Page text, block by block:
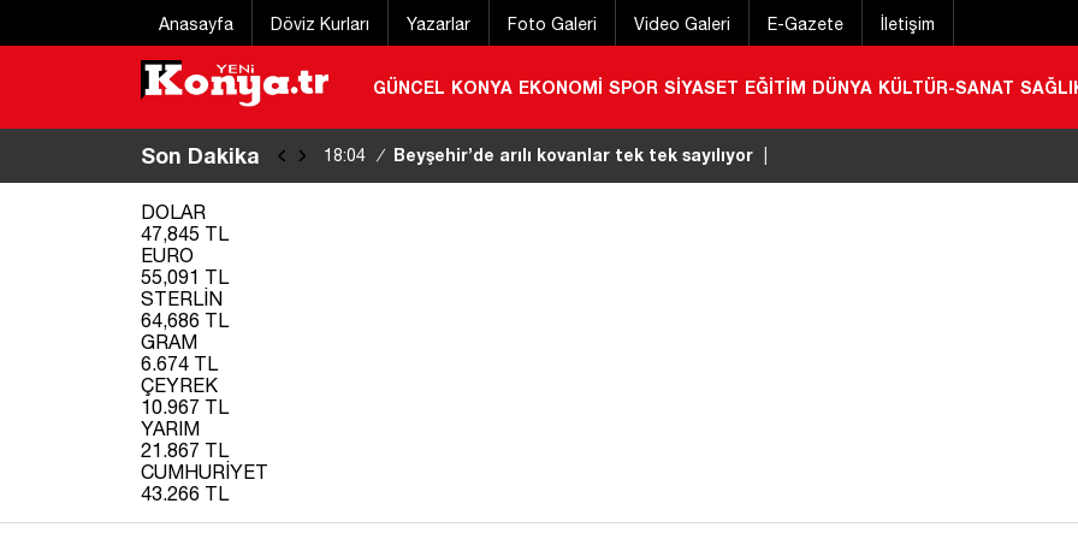
Anasayfa Döviz Kurları Yazarlar Foto Galeri Video Galeri E-Gazete İletişim
GÜNCEL KONYA EKONOMİ SPOR SİYASET EĞİTİM DÜNYA KÜLTÜR-SANAT
Son Dakika 18:04 / Beyşehir’de arılı kovanlar tek tek sayılıyor
DOLAR
47,845 TL
EURO
55,091 TL
STERLİN
64,686 TL
GRAM
6.674 TL
ÇEYREK
10.967 TL
YARIM
21.867 TL
CUMHURİYET
43.266 TL